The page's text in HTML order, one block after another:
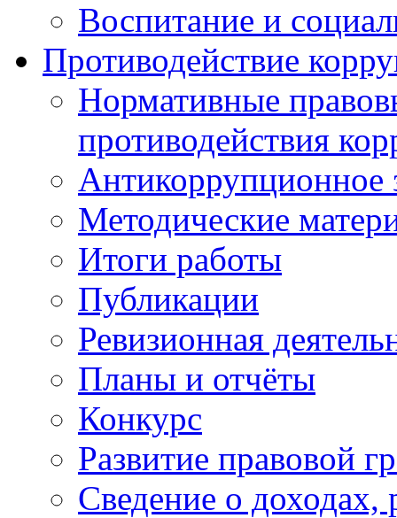
Воспитание и
Противодействие
Нормативные
противодействия
Антикоррупционное
Методические
Итоги работы
Публикации
Ревизионная
Планы и отчёты
Конкурс
Развитие правовой
Сведение о доходах,